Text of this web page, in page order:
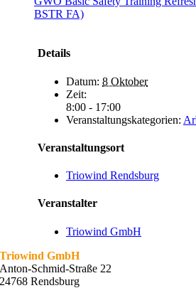
BSTR FA)
Details
Datum: 8 Oktober
Zeit:
8:00 - 17:00
Veranstaltungskategorien:
Veranstaltungsort
Triowind Rendsburg
Veranstalter
Triowind GmbH
Triowind GmbH
Anton-Schmid-Straße 22
24768 Rendsburg